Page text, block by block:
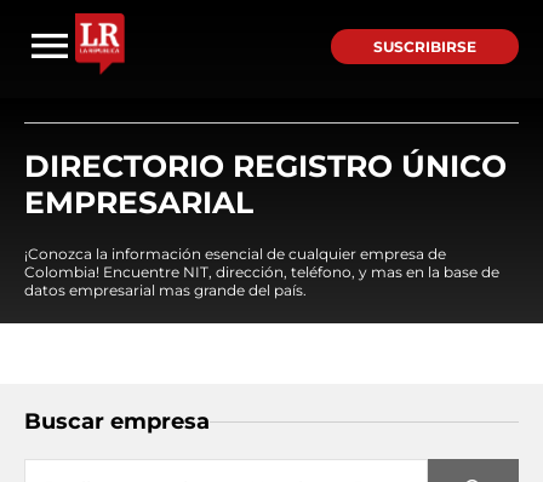
SUSCRIBIRSE
DIRECTORIO REGISTRO ÚNICO
EMPRESARIAL
¡Conozca la información esencial de cualquier empresa de
Colombia! Encuentre NIT, dirección, teléfono, y mas en la base de
datos empresarial mas grande del país.
Buscar empresa